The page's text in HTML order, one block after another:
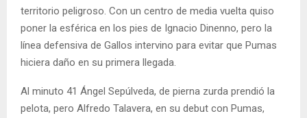
territorio peligroso. Con un centro de media vuelta quiso
poner la esférica en los pies de Ignacio Dinenno, pero la
línea defensiva de Gallos intervino para evitar que Pumas
hiciera daño en su primera llegada.
Al minuto 41 Ángel Sepúlveda, de pierna zurda prendió la
pelota, pero Alfredo Talavera, en su debut con Pumas,